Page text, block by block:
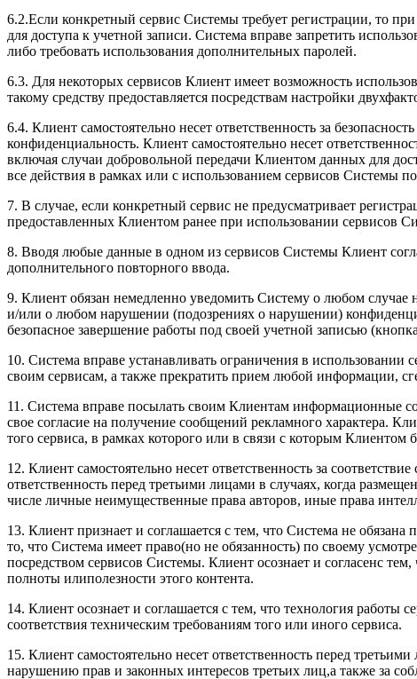
6.2.Если конкретный сервис Системы требует регистрации, то
для доступа к учетной записи. Система вправе запретить
либо требовать использования дополнительных паролей.
6.3. Для некоторых сервисов Клиент имеет возможность
такому средству предоставляется посредствам настройки
6.4. Клиент самостоятельно несет ответственность за
конфиденциальность. Клиент самостоятельно несет
включая случаи добровольной передачи Клиентом данных для
все действия в рамках или с использованием сервисов Системы
7. В случае, если конкретный сервис не предусматривает
предоставленных Клиентом ранее при использовании сервисов
8. Вводя любые данные в одном из сервисов Системы Клиент
дополнительного повторного ввода.
9. Клиент обязан немедленно уведомить Систему о любом
и/или о любом нарушении (подозрениях о нарушении)
безопасное завершение работы под своей учетной записью
10. Система вправе устанавливать ограничения в
своим сервисам, а также прекратить прием любой информации,
11. Система вправе посылать своим Клиентам информационные
свое согласие на получение сообщений рекламного характера.
того сервиса, в рамках которого или в связи с которым
12. Клиент самостоятельно несет ответственность за
ответственность перед третьими лицами в случаях, когда
числе личные неимущественные права авторов, иные права
13. Клиент признает и соглашается с тем, что Система не
то, что Система имеет право(но не обязанность) по своему
посредством сервисов Системы. Клиент осознает и согласенс
полноты илиполезности этого контента.
14. Клиент осознает и соглашается с тем, что технология работы
соответствия техническим требованиям того или иного сервиса.
15. Клиент самостоятельно несет ответственность перед
нарушению прав и законных интересов третьих лиц,а также за